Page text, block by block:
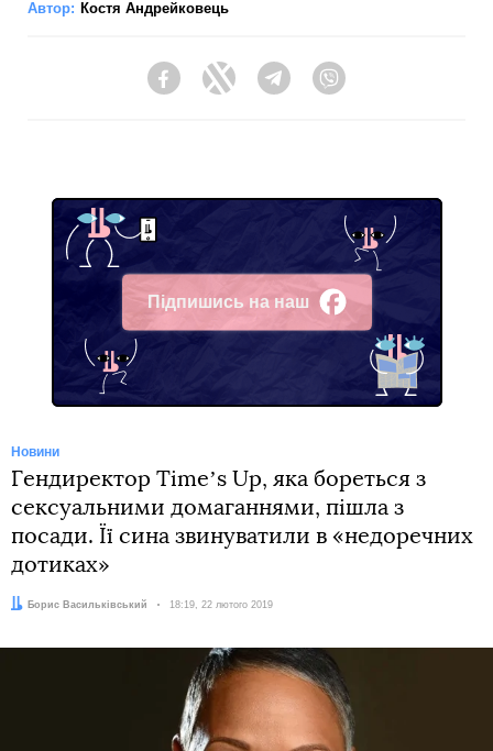
Автор: Костя Андрейковець
FacebookTwitter Telegram
Підпишись на наш
Facebook
Новини
Гендиректор Timeʼs Up, яка бореться з
сексуальними домаганнями, пішла з
посади. Її сина звинуватили в «недоречних
дотиках»
Автор:Борис Васильківський Дата:
18:19, 22 лютого 2019